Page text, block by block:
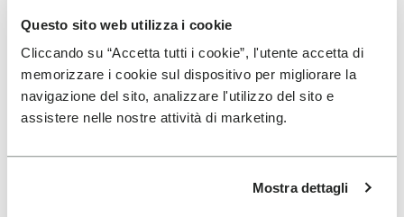
Questo sito web utilizza i cookie
Cliccando su “Accetta tutti i cookie”, l'utente accetta di
memorizzare i cookie sul dispositivo per migliorare la
navigazione del sito, analizzare l'utilizzo del sito e
assistere nelle nostre attività di marketing.
Mostra dettagli
Ich habe dieDatenschutzrichtlinie
gelesen und stimme der Verarbeitung meiner
personenbezogenen Daten zu, um personalisierte
Kommunikation zu erhalten
Wie wir Ihre Daten verarbeiten, erfahren Sie in unserem